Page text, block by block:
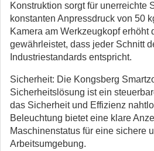
Konstruktion sorgt für unerreichte
konstanten Anpressdruck von 50
Kamera am Werkzeugkopf erhöht
gewährleistet, dass jeder Schnitt
Industriestandards entspricht.
Sicherheit: Die Kongsberg
Sicherheitslösung ist ein
das Sicherheit und Effizienz
Beleuchtung bietet eine klare
Maschinenstatus für eine sichere
Arbeitsumgebung.